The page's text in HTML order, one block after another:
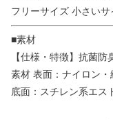
フリーサイズ 小さい
■素材
【仕様・特徴】抗菌
素材 表面：ナイロン・
底面：スチレン系エス